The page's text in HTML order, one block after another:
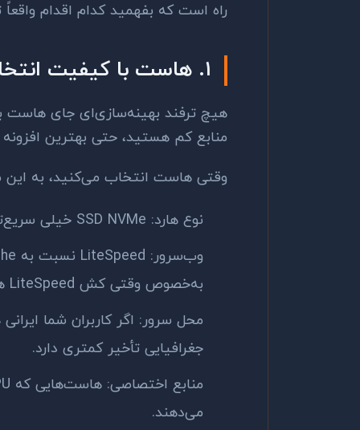
راه است که بفهمید کدام اقدام واقعاً
۱. هاست با کیفیت انتخاب کنید
هیچ ترفند بهینه‌سازی‌ای جای هاست
منابع کم هستید، حتی بهترین
وقتی هاست انتخاب می‌کنید، به این
نوع هارد: SSD NVMe خیلی سریع‌تر از SATA SSD، و هر دو از HDD جلوترند.
به‌خصوص وقتی کش LiteSpeed هم فعال باشد.
محل سرور: اگر کاربران شما
جغرافیایی تأخیر کمتری دارد.
می‌دهند.